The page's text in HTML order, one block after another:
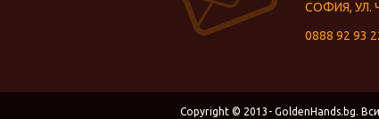
СОФИЯ, УЛ.
0888 92 93
Copyright © 2013- GoldenHands.bg.